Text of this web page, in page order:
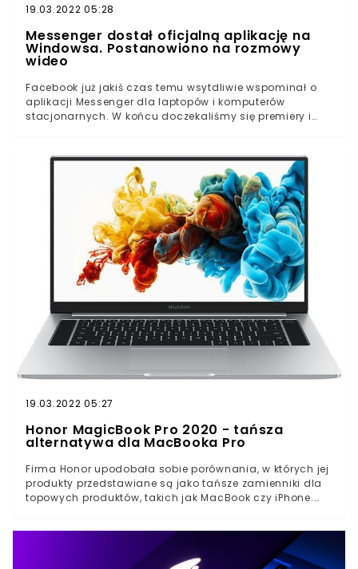
19.03.2022 05:28
Messenger dostał oficjalną aplikację na
Windowsa. Postanowiono na rozmowy
wideo
Facebook już jakiś czas temu wsytdliwie wspominał o
aplikacji Messenger dla laptopów i komputerów
stacjonarnych. W końcu doczekaliśmy się premiery i
19.03.2022 05:27
Honor MagicBook Pro 2020 - tańsza
alternatywa dla MacBooka Pro
Firma Honor upodobała sobie porównania, w których jej
produkty przedstawiane są jako tańsze zamienniki dla
topowych produktów, takich jak MacBook czy iPhone.
dawno i wiadomym było, że nie można spodziewać się
jakichś przełomowych zmian. Dzisiejsze oficjalne